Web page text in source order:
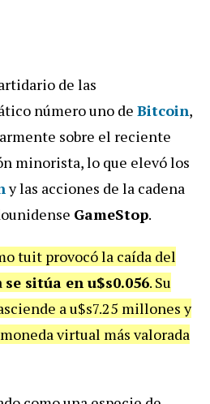
de las
número uno de Bitcoin,
sobre el reciente
minorista, lo que elevó los
y las acciones de la cadena
GameStop.
tuit provocó la caída del
se sitúa en u$s0.056. Su
a u$s7.25 millones y
virtual más valorada